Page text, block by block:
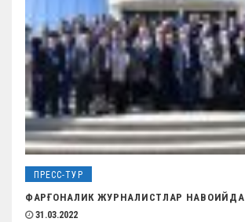
ПРЕСС-ТУР
ФАРҒОНАЛИК ЖУРНАЛИСТЛАР НАВОИЙДА
31.03.2022